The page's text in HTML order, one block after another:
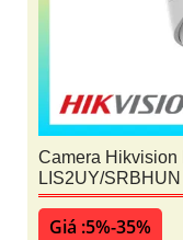
Camera
LIS2UY/SRBHUN
Giá :5%-35%